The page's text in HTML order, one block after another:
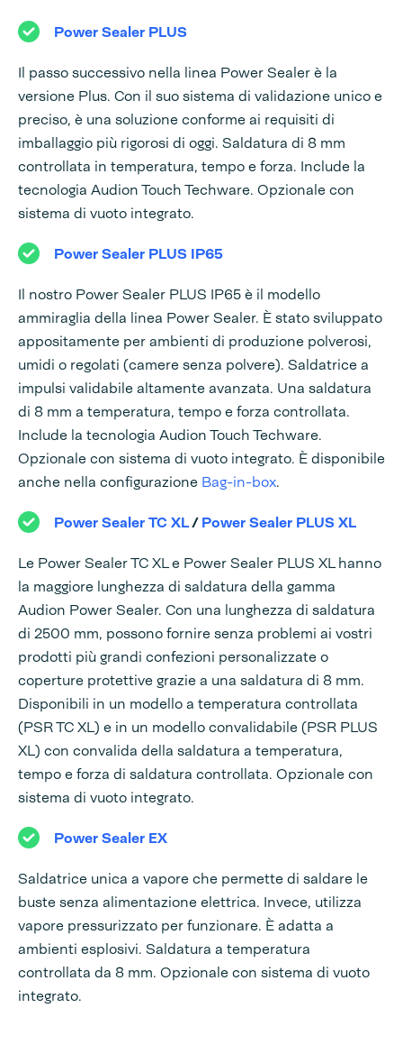
Power Sealer PLUS
Il passo successivo nella linea Power Sealer è la
versione Plus. Con il suo sistema di validazione unico e
preciso, è una soluzione conforme ai requisiti di
imballaggio più rigorosi di oggi. Saldatura di 8 mm
controllata in temperatura, tempo e forza. Include la
tecnologia Audion Touch Techware. Opzionale con
sistema di vuoto integrato.
Power Sealer PLUS IP65
Il nostro Power Sealer PLUS IP65 è il modello
ammiraglia della linea Power Sealer. È stato sviluppato
appositamente per ambienti di produzione polverosi,
umidi o regolati (camere senza polvere). Saldatrice a
impulsi validabile altamente avanzata. Una saldatura
di 8 mm a temperatura, tempo e forza controllata.
Include la tecnologia Audion Touch Techware.
Opzionale con sistema di vuoto integrato. È disponibile
anche nella configurazione Bag-in-box.
Power Sealer TC XL/Power Sealer PLUS XL
Le Power Sealer TC XL e Power Sealer PLUS XL hanno
la maggiore lunghezza di saldatura della gamma
Audion Power Sealer. Con una lunghezza di saldatura
di 2500 mm, possono fornire senza problemi ai vostri
prodotti più grandi confezioni personalizzate o
coperture protettive grazie a una saldatura di 8 mm.
Disponibili in un modello a temperatura controllata
(PSR TC XL) e in un modello convalidabile (PSR PLUS
XL) con convalida della saldatura a temperatura,
tempo e forza di saldatura controllata. Opzionale con
sistema di vuoto integrato.
Power Sealer EX
Saldatrice unica a vapore che permette di saldare le
buste senza alimentazione elettrica. Invece, utilizza
vapore pressurizzato per funzionare. È adatta a
ambienti esplosivi. Saldatura a temperatura
controllata da 8 mm. Opzionale con sistema di vuoto
integrato.